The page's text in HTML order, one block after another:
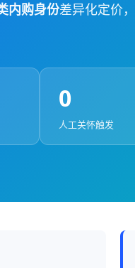
内购身份差异化定价，
0
人工关怀触发